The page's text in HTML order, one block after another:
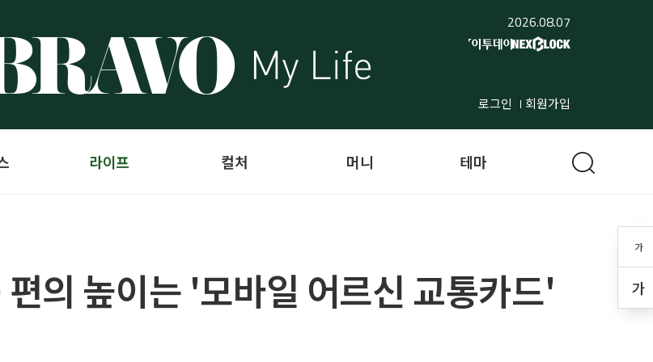
2026.08.07
로그인 회원가입
가
가
라이프 컬처 머니 테마
의 높이는 '모바일 어르신 교통카드'